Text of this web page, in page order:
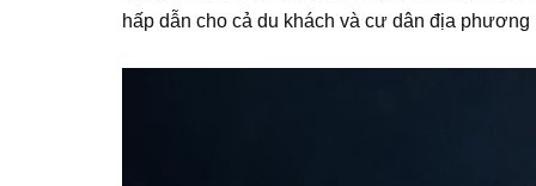
hấp dẫn cho cả du khách và cư dân địa phương